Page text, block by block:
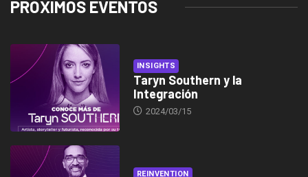
PRÓXIMOS EVENTOS
INSIGHTS
Taryn Southern y la
Integración
2024/03/15
REINVENTION